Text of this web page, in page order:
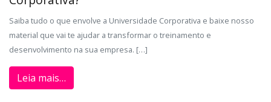
Saiba tudo o que envolve a Universidade Corporativa e baixe nosso
material que vai te ajudar a transformar o treinamento e
desenvolvimento na sua empresa. […]
Leia mais…